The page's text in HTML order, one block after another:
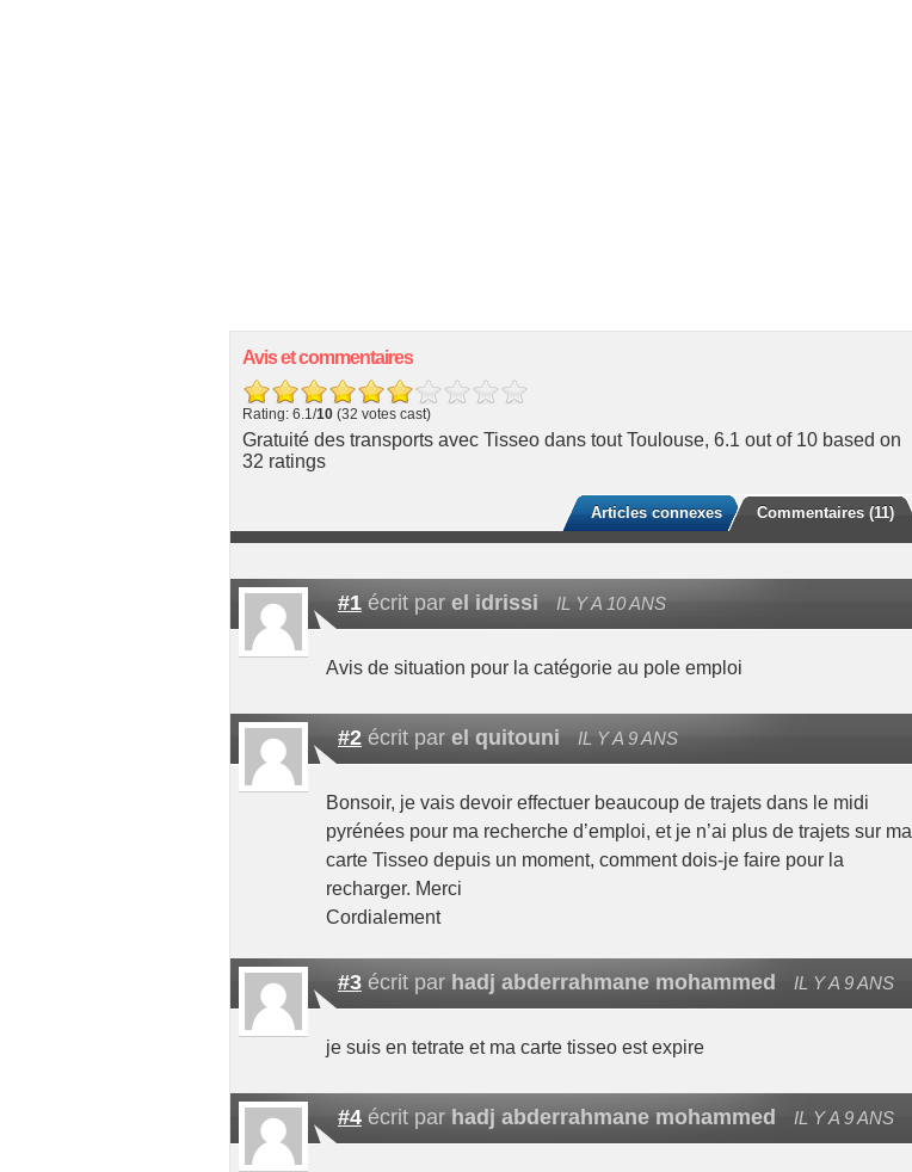
Avis et commentaires
Rating: 6.1/10 (32 votes cast)
Gratuité des transports avec Tisseo dans tout Toulouse, 6.1 out of 10 based on
32 ratings
Commentaires (11)
Articles connexes
#1 écrit par el idrissi IL Y A 10 ANS
Avis de situation pour la catégorie au pole emploi
#2 écrit par el quitouni IL Y A 9 ANS
Bonsoir, je vais devoir effectuer beaucoup de trajets dans le midi
pyrénées pour ma recherche d’emploi, et je n’ai plus de trajets sur ma
carte Tisseo depuis un moment, comment dois-je faire pour la
recharger. Merci
Cordialement
#3 écrit par hadj abderrahmane mohammed IL Y A 9 ANS
je suis en tetrate et ma carte tisseo est expire
#4 écrit par hadj abderrahmane mohammed IL Y A 9 ANS